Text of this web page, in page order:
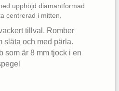
tillval. Romber
släta och med pärla.
som är 8 mm tjock i en